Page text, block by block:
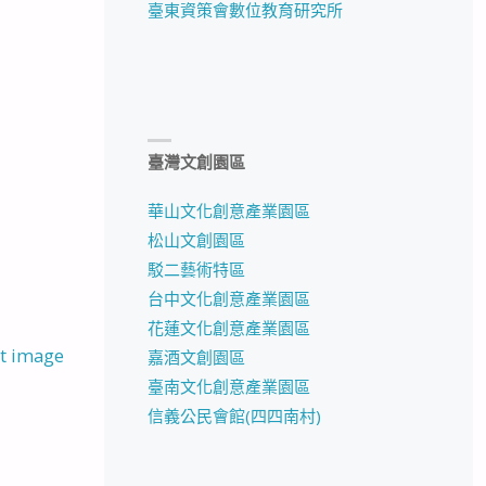
image
臺東資策會數位教育研究所
臺灣文創園區
華山文化創意產業園區
松山文創園區
駁二藝術特區
台中文化創意產業園區
花蓮文化創意產業園區
嘉酒文創園區
臺南文化創意產業園區
信義公民會館(四四南村)